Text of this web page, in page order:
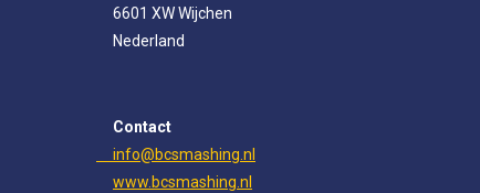
k
a
m
n
6601 XW Wijchen
Nederland
Contact
info@bcsmashing.nl
www.bcsmashing.nl